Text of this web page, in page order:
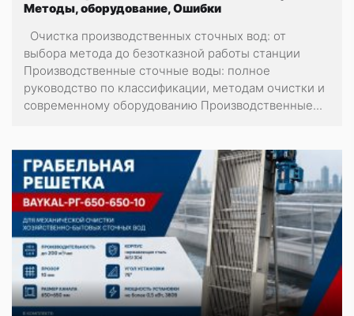
Методы, оборудование, Ошибки
Очистка производственных сточных вод: от
выбора метода до безотказной работы станции
Производственные сточные воды: полное
руководство по классификации, методам очистки и
современному оборудованию Производственные...